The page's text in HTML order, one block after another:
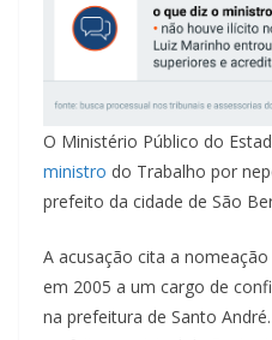
O Ministério Público do
ministro do Trabalho por
prefeito da cidade de São
A acusação cita a
em 2005 a um cargo de
na prefeitura de Santo